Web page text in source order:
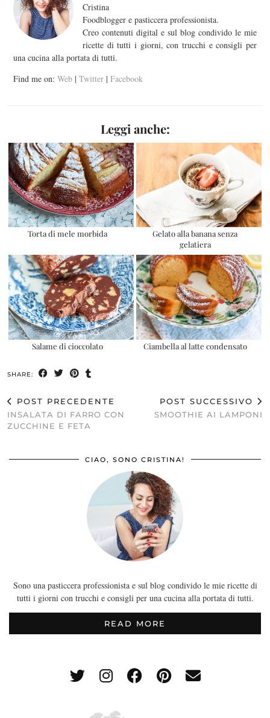
Cristina
Foodblogger e pasticcera professionista.
Creo contenuti digital e sul blog condivido le mie
ricette di tutti i giorni, con trucchi e consigli per
una cucina alla portata di tutti.
Find me on: Web | Twitter | Facebook
Leggi anche:
Torta di mele morbida
Gelato alla banana senza
gelatiera
Salame di cioccolato Ciambella al latte condensato
SHARE:
POST PRECEDENTE
INSALATA DI FARRO CON
ZUCCHINE E FETA
POST SUCCESSIVO
SMOOTHIE AI LAMPONI
CIAO, SONO CRISTINA!
Sono una pasticcera professionista e sul blog condivido le mie ricette di
tutti i giorni con trucchi e consigli per una cucina alla portata di tutti.
READ MORE